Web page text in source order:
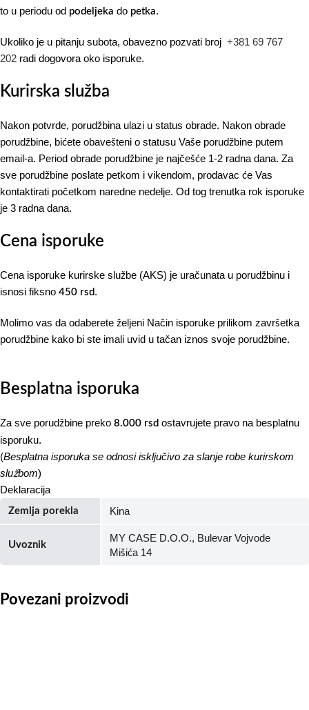
to u periodu od podeljeka do petka.
Ukoliko je u pitanju subota, obavezno pozvati broj +381 69 767
202 radi dogovora oko isporuke.
Kurirska služba
Nakon potvrde, porudžbina ulazi u status obrade. Nakon obrade
porudžbine, bićete obavešteni o statusu Vaše porudžbine putem
email-a. Period obrade porudžbine je najčešće 1-2 radna dana. Za
sve porudžbine poslate petkom i vikendom, prodavac će Vas
kontaktirati početkom naredne nedelje. Od tog trenutka rok isporuke
je 3 radna dana.
Cena isporuke
Cena isporuke kurirske službe (AKS) je uračunata u porudžbinu i
isnosi fiksno 450 rsd .
Molimo vas da odaberete željeni Način isporuke prilikom završetka
porudžbine kako bi ste imali uvid u tačan iznos svoje porudžbine.
Besplatna isporuka
Za sve porudžbine preko 8.000 rsd ostavrujete pravo na besplatnu
isporuku.
(Besplatna isporuka se odnosi isključivo za slanje robe kurirskom
službom)
Deklaracija
Zemlja porekla Kina
Uvoznik
MY CASE D.O.O., Bulevar Vojvode
Mišića 14
Povezani proizvodi